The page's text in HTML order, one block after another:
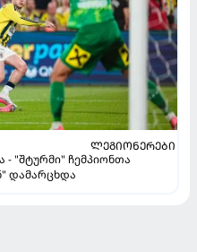
ᲚᲔᲒᲘᲝᲜᲔᲠᲔᲑᲘ
- "შტურმი" ჩემპიონთა
დამარცხდა